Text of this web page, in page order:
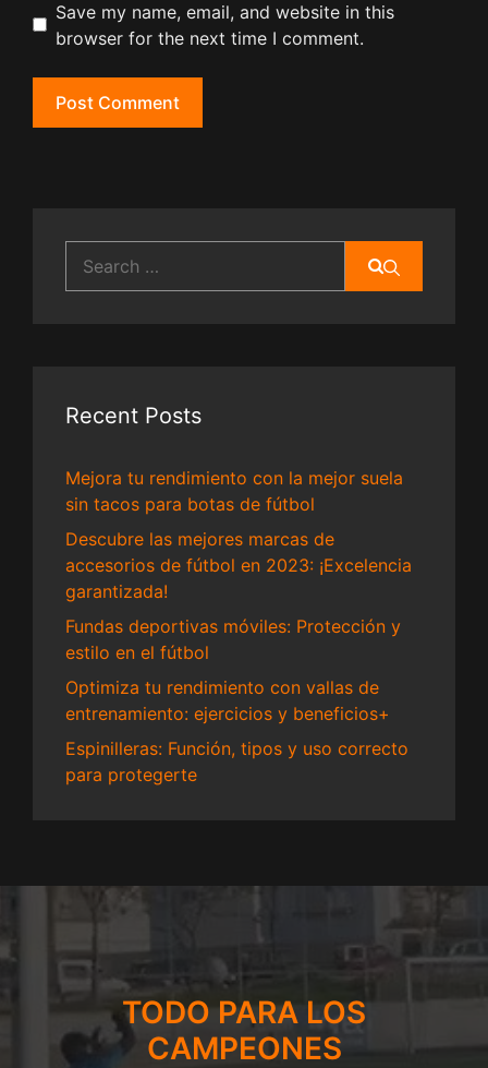
Save my name, email, and website in this
browser for the next time I comment.
for:
Recent Posts
Mejora tu rendimiento con la mejor suela
sin tacos para botas de fútbol
Descubre las mejores marcas de
accesorios de fútbol en 2023: ¡Excelencia
garantizada!
Fundas deportivas móviles: Protección y
estilo en el fútbol
Optimiza tu rendimiento con vallas de
entrenamiento: ejercicios y beneficios+
Espinilleras: Función, tipos y uso correcto
para protegerte
TODO PARA LOS
CAMPEONES